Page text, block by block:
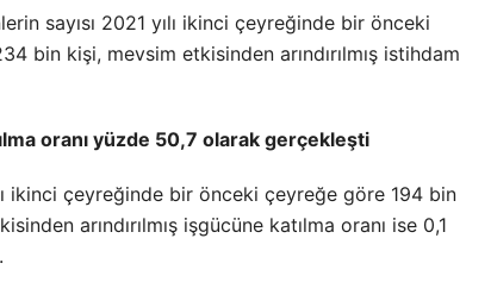
sayısı 2021 yılı ikinci çeyreğinde bir önceki
bin kişi, mevsim etkisinden arındırılmış istihdam
oranı yüzde 50,7 olarak gerçekleşti
ikinci çeyreğinde bir önceki çeyreğe göre 194 bin
arındırılmış işgücüne katılma oranı ise 0,1